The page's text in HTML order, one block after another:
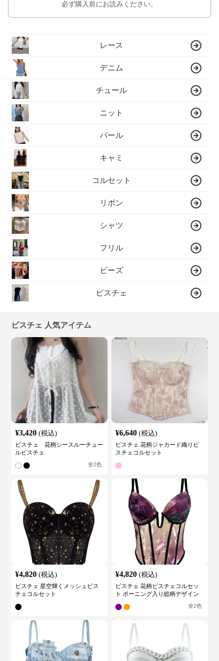
必ず購入前にお読みください。
レース
デニム
チュール
ニット
パール
キャミ
コルセット
リボン
シャツ
フリル
ビーズ
ビスチェ
ビスチェ 人気アイテム
¥3,420 (税込)
ビスチェ 花柄シースルーチュー
ルビスチェ
全2色
¥6,640 (税込)
ビスチェ 花柄ジャカード織りビ
スチェコルセット
¥4,820 (税込)
ビスチェ 星空輝くメッシュビス
チェコルセット
¥4,820 (税込)
ビスチェ 花柄ビスチェコルセッ
ト ボーニング入り総柄デザイン
全2色